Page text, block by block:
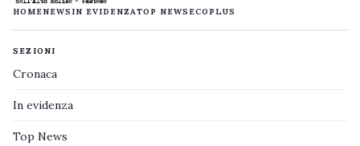
HOMENEWS IN EVIDENZATOP NEWS ECOPLUS
SEZIONI
Cronaca
In evidenza
Top News